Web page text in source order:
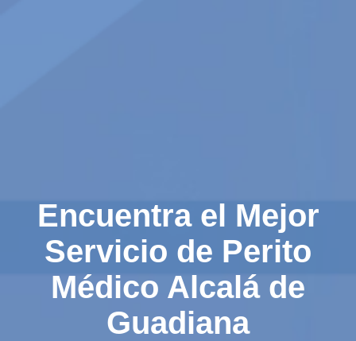
Encuentra el Mejor
Servicio de Perito
Médico Alcalá de
Guadiana